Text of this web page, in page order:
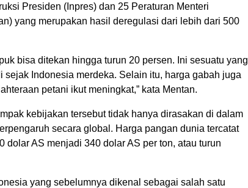
Presiden (Inpres) dan 25 Peraturan Menteri
yang merupakan hasil deregulasi dari lebih dari 500
bisa ditekan hingga turun 20 persen. Ini sesuatu yang
sejak Indonesia merdeka. Selain itu, harga gabah juga
petani ikut meningkat,” kata Mentan.
kebijakan tersebut tidak hanya dirasakan di dalam
secara global. Harga pangan dunia tercatat
dolar AS menjadi 340 dolar AS per ton, atau turun
yang sebelumnya dikenal sebagai salah satu